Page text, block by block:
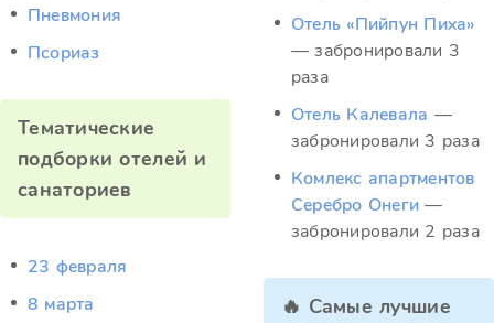
Пневмония
Псориаз
Тематические
подборки отелей и
санаториев
23 февраля
8 марта
Отель «Пийпун Пиха»
— забронировали 3
раза
Отель Калевала —
забронировали 3 раза
Комлекс апартментов
Серебро Онеги —
забронировали 2 раза
🔥 Самые лучшие